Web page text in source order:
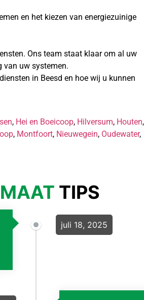
en het kiezen van energiezuinige
Ons team staat klaar om al uw
van uw systemen.
in Beesd en hoe wij u kunnen
, Hei en Boeicoop, Hilversum, Houten,
, Montfoort, Nieuwegein, Oudewater,
TIPS
juli 18, 2025